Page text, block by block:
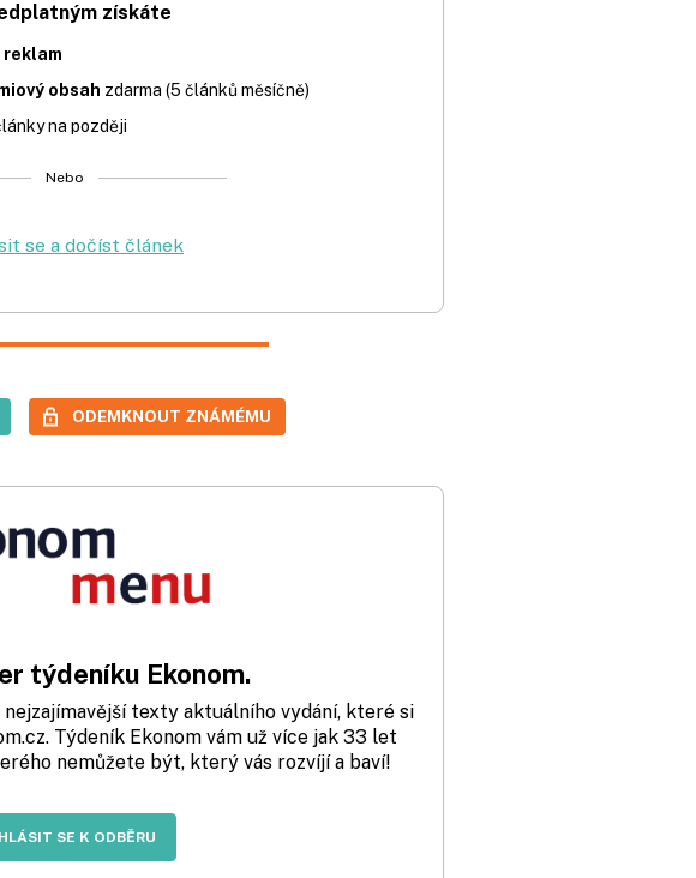
získáte
reklam
obsah zdarma (5 článků měsíčně)
na později
Nebo
se a dočíst článek
ODEMKNOUT ZNÁMÉMU
týdeníku Ekonom.
texty aktuálního vydání, které si
Týdeník Ekonom vám už více jak 33 let
nemůžete být, který vás rozvíjí a baví!
SE K ODBĚRU